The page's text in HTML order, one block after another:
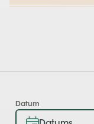
Datum